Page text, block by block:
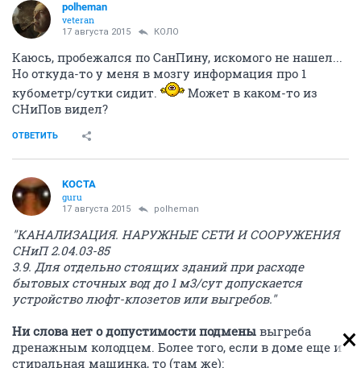
polheman
veteran
17 августа 2015 КОЛО
Каюсь, пробежался по СанПину, искомого не нашел...
Но откуда-то у меня в мозгу информация про 1
кубометр/сутки сидит.
Может в каком-то из
СНиПов видел?
ОТВЕТИТЬ
KOCTA
guru
17 августа 2015 polheman
"КАНАЛИЗАЦИЯ. НАРУЖНЫЕ СЕТИ И СООРУЖЕНИЯ
СНиП 2.04.03-85
3.9. Для отдельно стоящих зданий при расходе
бытовых сточных вод до 1 м3/сут допускается
устройство люфт-клозетов или выгребов."
Ни слова нет о допустимости подмены выгреба
дренажным колодцем. Более того, если в доме еще и
стиральная машинка, то (там же):